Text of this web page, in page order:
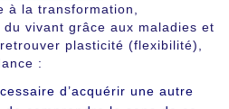
à la transformation,
du vivant grâce aux maladies et
plasticité (flexibilité),
:
d’acquérir une autre